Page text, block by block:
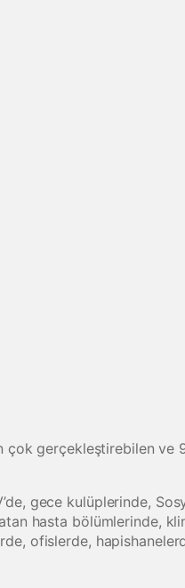
çok gerçekleştirebilen ve
gece kulüplerinde,
hasta bölümlerinde,
ofislerde,